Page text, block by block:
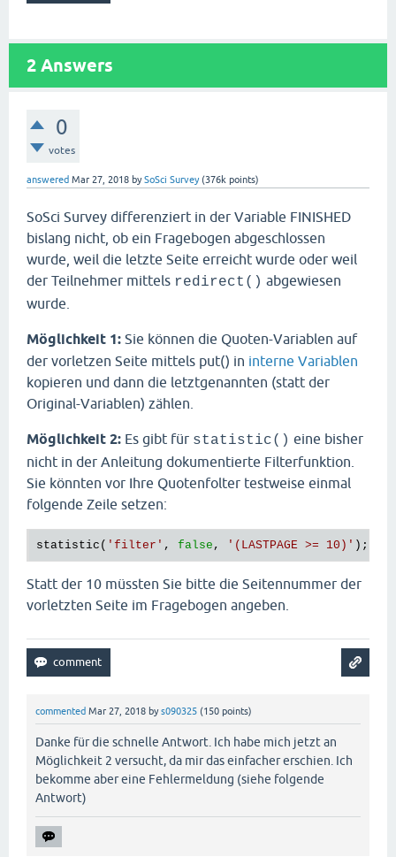
2 Answers
0
votes
answered Mar 27, 2018 bySoSci Survey (376k points)
SoSci Survey differenziert in der Variable FINISHED
bislang nicht, ob ein Fragebogen abgeschlossen
wurde, weil die letzte Seite erreicht wurde oder weil
der Teilnehmer mittels redirect() abgewiesen
wurde.
Möglichkeit 1: Sie können die Quoten-Variablen auf
der vorletzen Seite mittels put() in interne Variablen
kopieren und dann die letztgenannten (statt der
Original-Variablen) zählen.
Möglichkeit 2: Es gibt für statistic() eine bisher
nicht in der Anleitung dokumentierte Filterfunktion.
Sie könnten vor Ihre Quotenfolter testweise einmal
folgende Zeile setzen:
statistic( 'filter' , false , '(LASTPAGE >= 10)'
Statt der 10 müssten Sie bitte die Seitennummer der
vorletzten Seite im Fragebogen angeben.
commented Mar 27, 2018 bys090325 (150 points)
Danke für die schnelle Antwort. Ich habe mich jetzt an
Möglichkeit 2 versucht, da mir das einfacher erschien. Ich
bekomme aber eine Fehlermeldung (siehe folgende
Antwort)